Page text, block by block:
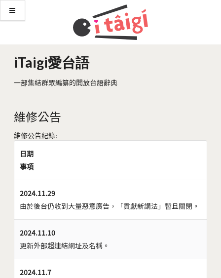
iTaigi愛台語
一部集結群眾編纂的開放台語辭典
維修公告
維修公告紀錄:
日期
事項
2024.11.29
由於後台仍收到大量惡意廣告，「貢獻新講法」暫且關閉。
2024.11.10
更新外部超連結網址及名稱。
2024.11.7